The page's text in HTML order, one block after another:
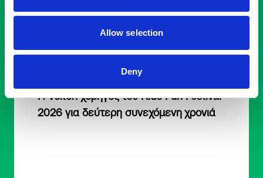
Allow selection
Deny
Η Volton χορηγός του Kids Fun Festival
2026 για δεύτερη συνεχόμενη χρονιά